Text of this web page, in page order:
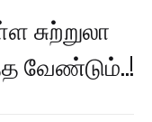
சுற்றுலா
வேண்டும்..!